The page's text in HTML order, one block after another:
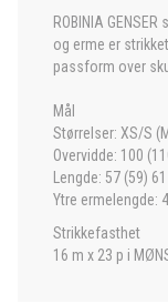
ROBINIA
og erme er
passform over
Mål
Størrelser: XS/S
Overvidde: 100
Lengde: 57 (59)
Ytre ermelengde:
Strikkefasthet
16 m x 23 p i